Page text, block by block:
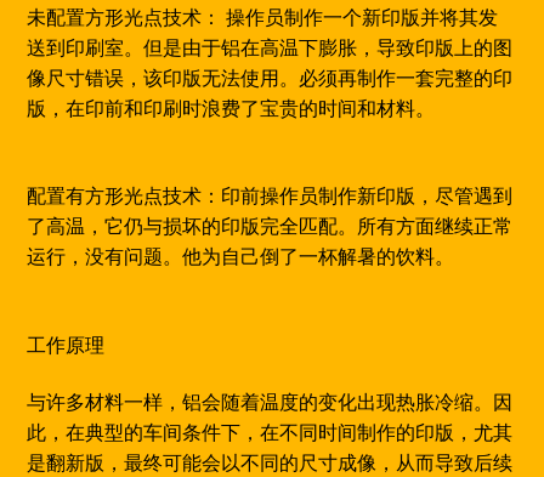
未配置方形光点技术 ： 操作员制作一个新印版并将其发
送到印刷室。但是由于铝在高温下膨胀，导致印版上的图
像尺寸错误，该印版无法使用。必须再制作一套完整的印
版，在印前和印刷时浪费了宝贵的时间和材料。
配置有方形光点技术： 印前操作员制作新印版，尽管遇到
了高温，它仍与损坏的印版完全匹配。所有方面继续正常
运行，没有问题。他为自己倒了一杯解暑的饮料。
工作原理
与许多材料一样，铝会随着温度的变化出现热胀冷缩。因
此，在典型的车间条件下，在不同时间制作的印版，尤其
是翻新版，最终可能会以不同的尺寸成像，从而导致后续